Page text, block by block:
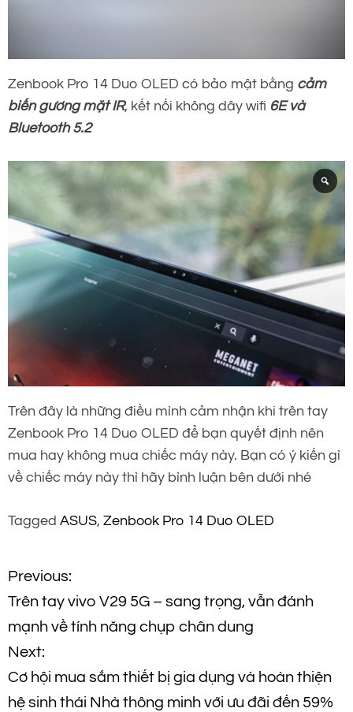
Zenbook Pro 14 Duo OLED có bảo mật bằng cảm
biến gương mặt IR, kết nối không dây wifi 6E và
Bluetooth 5.2
Trên đây là những điều mình cảm nhận khi trên tay
Zenbook Pro 14 Duo OLED để bạn quyết định nên
mua hay không mua chiếc máy này. Bạn có ý kiến gì
về chiếc máy này thì hãy bình luận bên dưới nhé
Tagged ASUS, Zenbook Pro 14 Duo OLED
Đ
i
ề
u
Previous:
Trên tay vivo V29 5G – sang trọng, vẫn đánh
mạnh về tính năng chụp chân dung
Next:
Cơ hội mua sắm thiết bị gia dụng và hoàn thiện
hệ sinh thái Nhà thông minh với ưu đãi đến 59%